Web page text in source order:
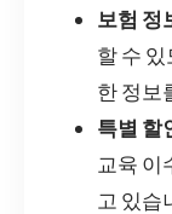
보험 정
할 수
한 정보
특별 할
교육 이
고 있습